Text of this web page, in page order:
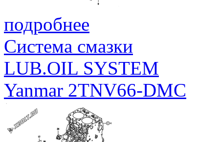
подробнее
Система смазки
LUB.OIL SYSTEM
Yanmar 2TNV66-DMC